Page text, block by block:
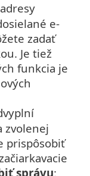
e-
zadať
Je tiež
funkcia je
zvolenej
prispôsobiť
správu: